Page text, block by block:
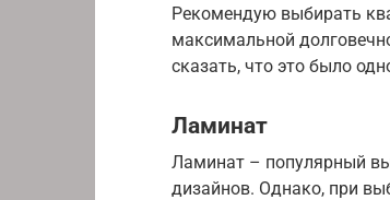
Рекомендую выбирать
максимальной
сказать, что это было
Ламинат
Ламинат – популярный
дизайнов. Однако, при